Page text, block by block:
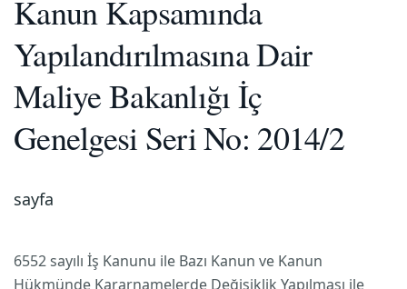
Kanun Kapsamında
Yapılandırılmasına Dair
Maliye Bakanlığı İç
Genelgesi Seri No: 2014/2
sayfa
6552 sayılı İş Kanunu ile Bazı Kanun ve Kanun
Hükmünde Kararnamelerde Değişiklik Yapılması ile